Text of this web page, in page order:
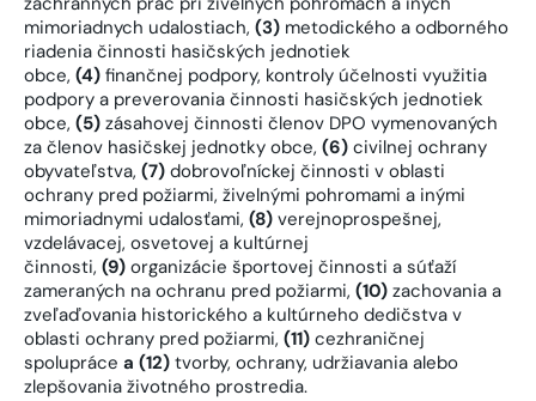
mimoriadnych udalostiach, (3) metodického a odborného
riadenia činnosti hasičských jednotiek
obce, (4) finančnej podpory, kontroly účelnosti využitia
podpory a preverovania činnosti hasičských jednotiek
obce, (5) zásahovej činnosti členov DPO vymenovaných
za členov hasičskej jednotky obce, (6) civilnej ochrany
obyvateľstva, (7) dobrovoľníckej činnosti v oblasti
ochrany pred požiarmi, živelnými pohromami a inými
mimoriadnymi udalosťami, (8) verejnoprospešnej,
vzdelávacej, osvetovej a kultúrnej
činnosti, (9) organizácie športovej činnosti a súťaží
zameraných na ochranu pred požiarmi, (10) zachovania a
zveľaďovania historického a kultúrneho dedičstva v
oblasti ochrany pred požiarmi, (11) cezhraničnej
spolupráce a (12) tvorby, ochrany, udržiavania alebo
zlepšovania životného prostredia.